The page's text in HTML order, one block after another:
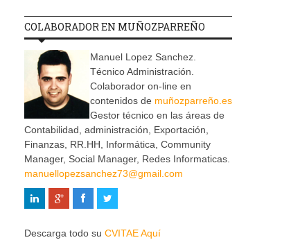
COLABORADOR EN MUÑOZPARREÑO
Manuel Lopez Sanchez.
Técnico Administración.
Colaborador on-line en
contenidos de muñozparreño.es
Gestor técnico en las áreas de
Contabilidad, administración, Exportación,
Finanzas, RR.HH, Informática, Community
Manager, Social Manager, Redes Informaticas.
manuellopezsanchez73@gmail.com
Descarga todo su CVITAE Aquí